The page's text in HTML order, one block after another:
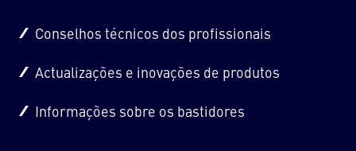
Conselhos técnicos dos profissionais
Actualizações e inovações de produtos
Informações sobre os bastidores